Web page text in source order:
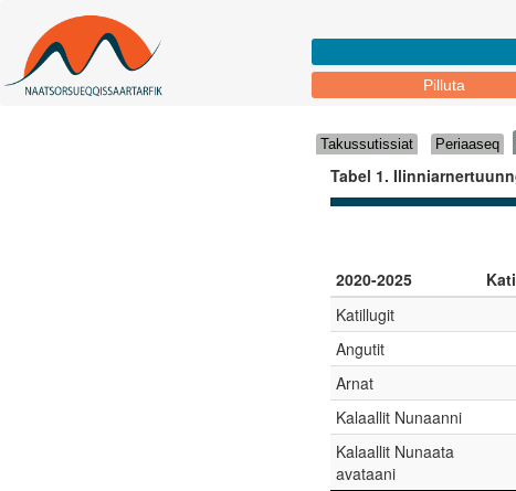
Pilluta
Takussutissiat Periaaseq